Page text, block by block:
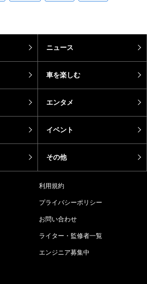
ニュース
車を楽しむ
エンタメ
イベント
その他
利用規約
プライバシーポリシー
お問い合わせ
ライター・監修者一覧
エンジニア募集中